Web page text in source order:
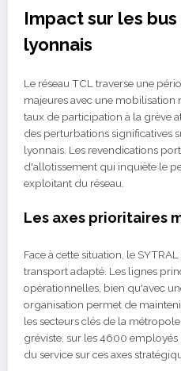
Impact sur les
lyonnais
Le réseau TCL traverse une
majeures avec une mobilisation
taux de participation à la grève
des perturbations significatives
lyonnais. Les revendications
d'allotissement qui inquiète le
exploitant du réseau.
Les axes prioritaires
Face à cette situation, le
transport adapté. Les lignes
opérationnelles, bien qu'avec
organisation permet de
les secteurs clés de la
gréviste, sur les 4600 employés
du service sur ces axes